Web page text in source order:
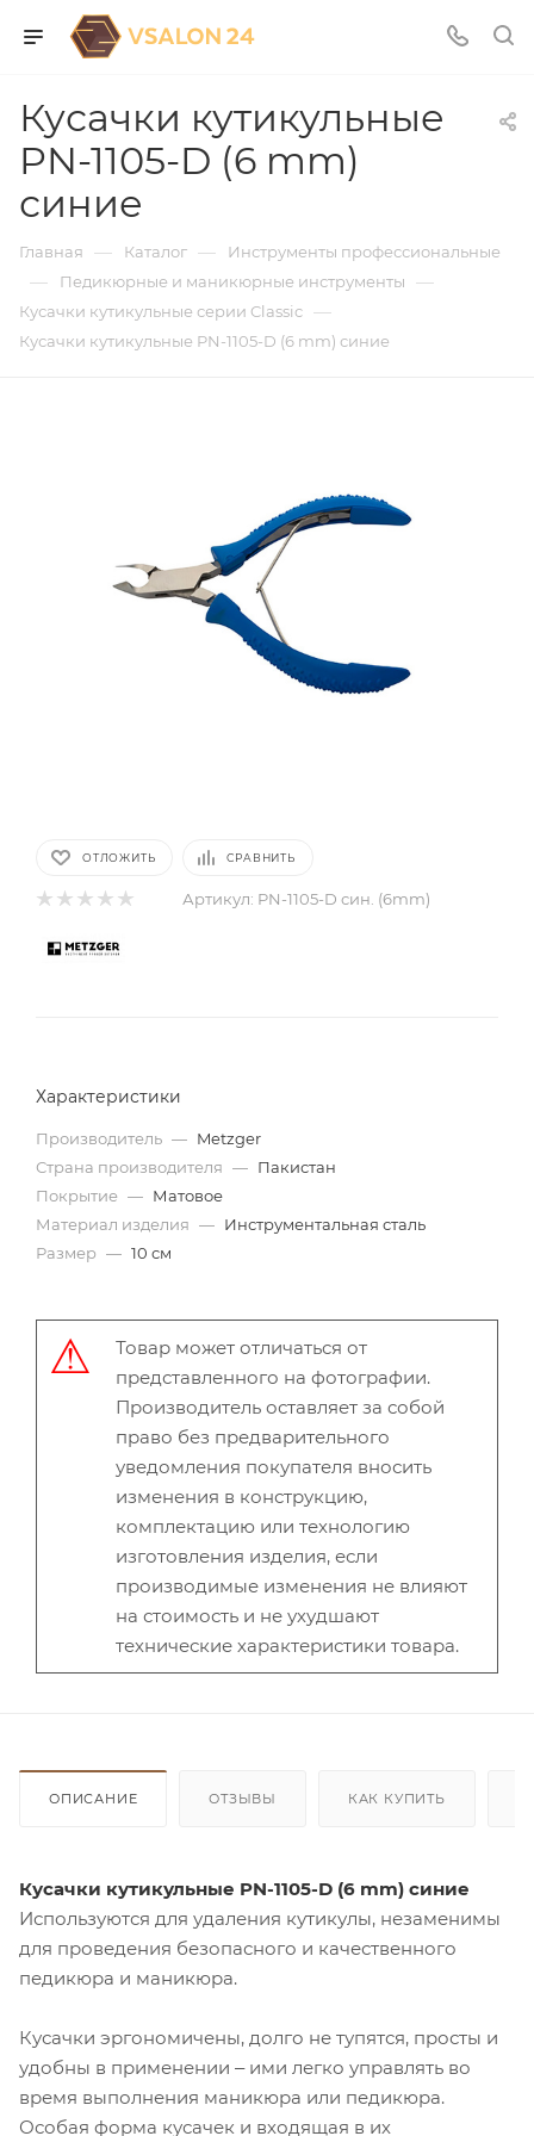
Кусачки кутикульные
PN-1105-D (6 mm)
синие
Главная — Каталог — Инструменты профессиональные
— Педикюрные и маникюрные инструменты —
Кусачки кутикульные серии Classic —
Кусачки кутикульные PN-1105-D (6 mm) синие
ОТЛОЖИТЬ СРАВНИТЬ
Артикул: PN-1105-D син. (6mm)
Характеристики
Производитель — Metzger
Страна производителя — Пакистан
Покрытие — Матовое
Материал изделия — Инструментальная сталь
Размер — 10 см
Товар может отличаться от
представленного на фотографии.
Производитель оставляет за собой
право без предварительного
уведомления покупателя вносить
изменения в конструкцию,
комплектацию или технологию
изготовления изделия, если
производимые изменения не влияют
на стоимость и не ухудшают
технические характеристики товара.
ОПИСАНИЕ ОТЗЫВЫ КАК КУПИТЬ
Кусачки кутикульные PN-1105-D (6 mm) синие
Используются для удаления кутикулы, незаменимы
для проведения безопасного и качественного
педикюра и маникюра.
Кусачки эргономичены, долго не тупятся, просты и
удобны в применении ‒ ими легко управлять во
время выполнения маникюра или педикюра.
Особая форма кусачек и входящая в их